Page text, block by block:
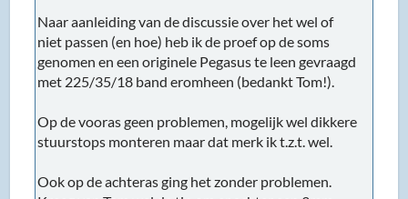
Naar aanleiding van de discussie over het wel of
niet passen (en hoe) heb ik de proef op de soms
genomen en een originele Pegasus te leen gevraagd
met 225/35/18 band eromheen (bedankt Tom!).
Op de vooras geen problemen, mogelijk wel dikkere
stuurstops monteren maar dat merk ik t.z.t. wel.
Ook op de achteras ging het zonder problemen.